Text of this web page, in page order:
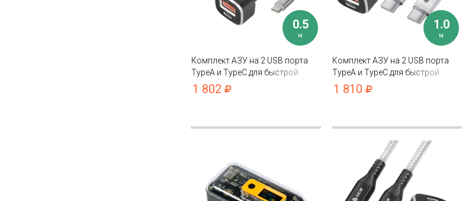
0.5
м
Комплект АЗУ на 2 USB порта
TypeA и TypeC для быстрой
зарядки + кабель Type C-C
силикон PD 18W QC 3.0 5A
1 802
1.0
м
Комплект АЗУ на 2 USB порта
TypeA и TypeC для быстрой
зарядки + кабель Type C-C PD
18W 5A
1 810